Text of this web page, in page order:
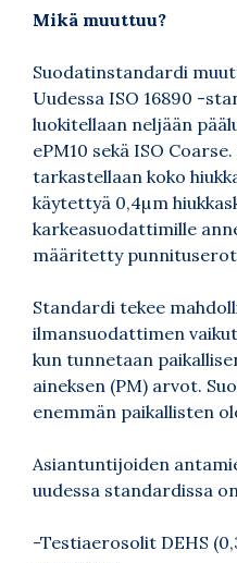
Mikä muuttuu?
Suodatinstandardi
Uudessa ISO 16890 -
luokitellaan neljään
ePM10 sekä ISO
tarkastellaan koko
käytettyä 0,4µm
karkeasuodattimille
määritetty
Standardi tekee
ilmansuodattimen
kun tunnetaan
aineksen (PM) arvot.
enemmän paikallisten
Asiantuntijoiden
uudessa standardissa
-Testiaerosolit DEHS